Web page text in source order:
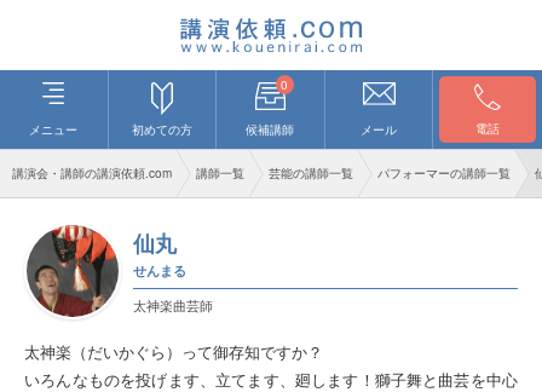
メニュー 初めての方
0
候補講師 メール 電話
講演会・講師の講演依頼.com 講師一覧 芸能の講師一覧 パフォーマーの講師一覧
仙丸
せんまる
太神楽曲芸師
太神楽（だいかぐら）って御存知ですか？
いろんなものを投げます、立てます、廻します！獅子舞と曲芸を中心